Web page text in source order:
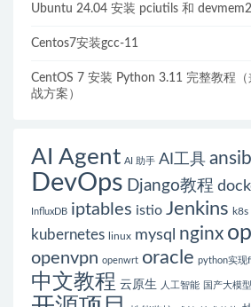
Ubuntu 24.04 安装 pciutils 和
Centos7安装gcc-11
CentOS 7 安装 Python 3.11 完整教程（
战方案）
AI Agent AI 助手 AI工具
DevOps Django教程
InfluxDB iptables istio Jenkins k8s
kubernetes linux mysql nginx
openvpn openwrt oracle python实现
中文教程 云原生 人工智能 国产大模型